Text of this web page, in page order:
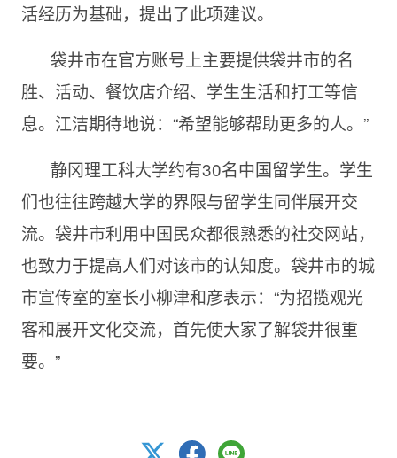
活经历为基础，提出了此项建议。
袋井市在官方账号上主要提供袋井市的名
胜、活动、餐饮店介绍、学生生活和打工等信
息。江洁期待地说：“希望能够帮助更多的人。”
静冈理工科大学约有30名中国留学生。学生
们也往往跨越大学的界限与留学生同伴展开交
流。袋井市利用中国民众都很熟悉的社交网站，
也致力于提高人们对该市的认知度。袋井市的城
市宣传室的室长小柳津和彦表示：“为招揽观光
客和展开文化交流，首先使大家了解袋井很重
要。”